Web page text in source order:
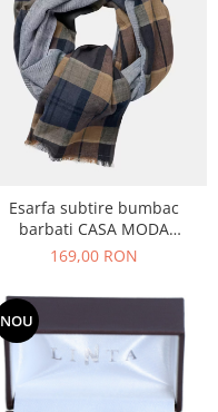
Esarfa subtire bumbac
barbati CASA MODA
maro/bleumarin carouri
169,00 RON
NOU